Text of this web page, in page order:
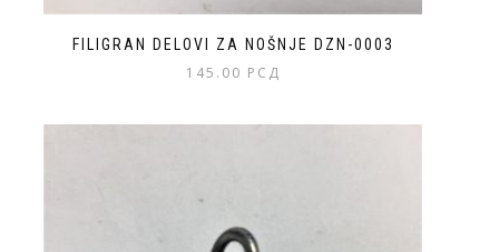
FILIGRAN DELOVI ZA NOŠNJE DZN-0003
145.00 РСД